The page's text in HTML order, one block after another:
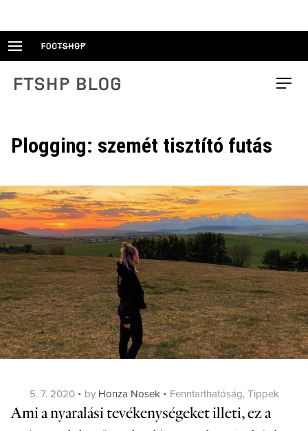
FTSHP blog Menu
Plogging: szemét tisztító futás
Posted
on
5. 7. 2020 by Honza Nosek Categories
Fenntarthatóság, Tippek
Ami a nyaralási tevékenységeket illeti, ez a